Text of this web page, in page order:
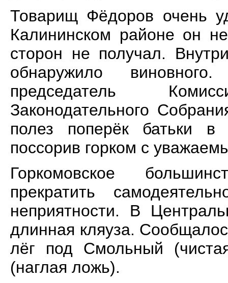
Товарищ Фёдоров очень
Калининском районе он
сторон не получал.
обнаружило
председатель
Законодательного
полез поперёк батьки в
поссорив горком с
Горкомовское
прекратить
неприятности. В
длинная кляуза.
лёг под Смольный
(наглая ложь).